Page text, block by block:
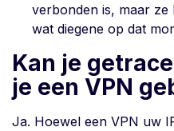
verbonden is, maar ze
wat diegene op dat
Kan je
je een VPN
Ja. Hoewel een VPN uw